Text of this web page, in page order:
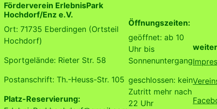
Förderverein ErlebnisPark
Hochdorf/Enz e.V.
Ort: 71735 Eberdingen (Ortsteil
Hochdorf)
Sportgelände: Rieter Str. 58
Postanschrift: Th.-Heuss-Str. 105
Platz-Reservierung:
Öffnungszeiten:
geöffnet: ab 10
Uhr bis
Sonnenuntergang
geschlossen: kein
Zutritt mehr nach
22 Uhr